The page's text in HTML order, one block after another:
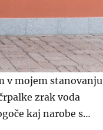
v mojem stanovanju
zrak voda
kaj narobe s…